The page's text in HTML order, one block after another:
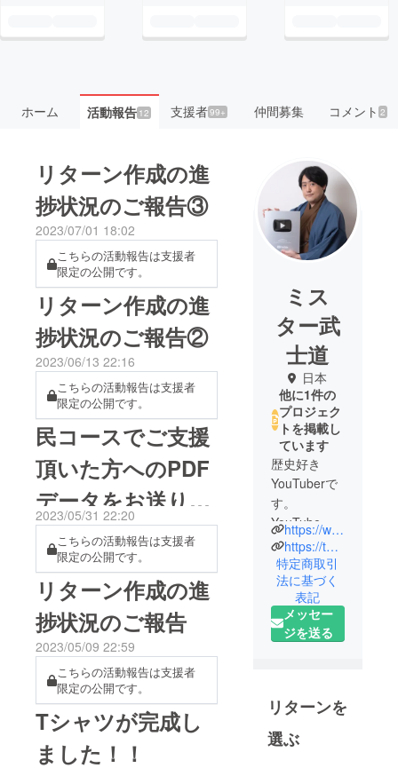
ホーム 活動報告12 支援者99+ 仲間募集 コメント 2
リターン作成の進
捗状況のご報告③
2023/07/01 18:02
こちらの活動報告は支援者
限定の公開です。
リターン作成の進
捗状況のご報告②
2023/06/13 22:16
こちらの活動報告は支援者
限定の公開です。
民コースでご支援
頂いた方へのPDF
データをお送りし
ました！
2023/05/31 22:20
こちらの活動報告は支援者
限定の公開です。
リターン作成の進
捗状況のご報告
2023/05/09 22:59
こちらの活動報告は支援者
限定の公開です。
Tシャツが完成し
ました！！
ミス
ター武
士道
日本
他に1件の
プロジェク
トを掲載し
ています
歴史好き
YouTuberで
す。
YouTube『
戦国
BANASHI』
では主に大
河ドラマの
解説や日本
史をわかり
出していま
す。 歴史を
学ぶことの
https://www.youtube.com/c/sengokubanashi
https://twitter.com/bushidoh_sb
特定商取引
法に基づく
表記
メッセー
ジを送る
リターンを
選ぶ